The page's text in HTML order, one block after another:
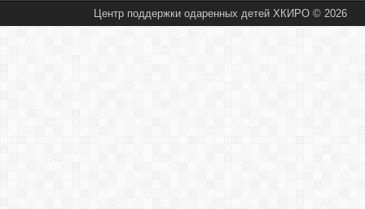
Центр поддержки одаренных детей ХКИРО © 2026